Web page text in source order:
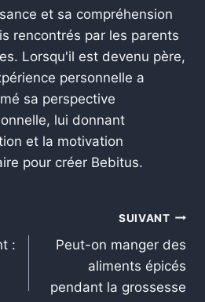
et sa compréhension
rencontrés par les parents
Lorsqu'il est devenu père,
personnelle a
sa perspective
lui donnant
et la motivation
pour créer Bebitus.
:
SUIVANT
Peut-on manger des
aliments épicés
pendant la grossesse